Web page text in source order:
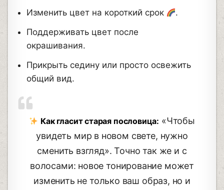
Изменить цвет на короткий срок
.
Поддерживать цвет после
окрашивания.
Прикрыть седину или просто освежить
общий вид.
Как гласит старая пословица: «Чтобы
увидеть мир в новом свете, нужно
сменить взгляд». Точно так же и с
волосами: новое тонирование может
изменить не только ваш образ, но и